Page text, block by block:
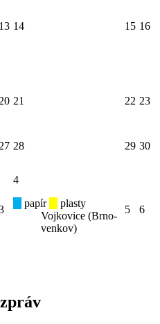
13 14 15 16
20 21 22 23
27 28 29 30
4
papír
plasty
Vojkovice (Brno-
venkov)
5 6